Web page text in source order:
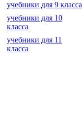
учебники для 9 класса
учебники для 10
класса
учебники для 11
класса